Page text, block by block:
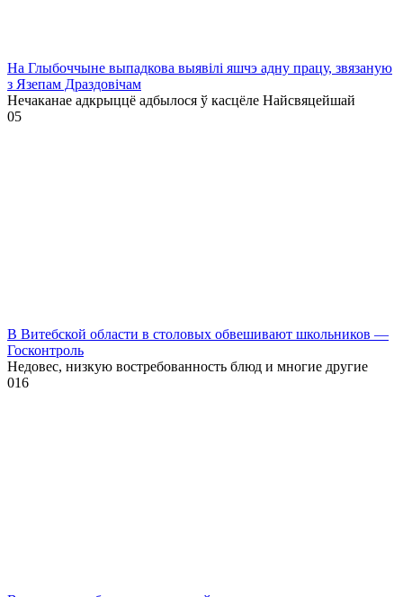
На Глыбоччыне выпадкова выявілі яшчэ адну працу, звязаную
з Язепам Драздовічам
Нечаканае адкрыццё адбылося ў касцёле Найсвяцейшай
05
В Витебской области в столовых обвешивают школьников —
Госконтроль
Недовес, низкую востребованность блюд и многие другие
016